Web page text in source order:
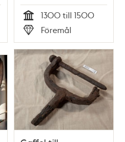
Tid
1300 till 1500
Typ
Föremål